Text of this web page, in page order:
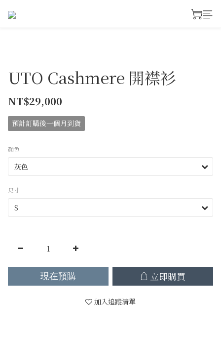
UTO Cashmere 開襟衫
NT$29,000
預計訂購後一個月到貨
顏色
尺寸
現在預購 立即購買
加入追蹤清單